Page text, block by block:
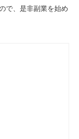
で、是非副業を始め